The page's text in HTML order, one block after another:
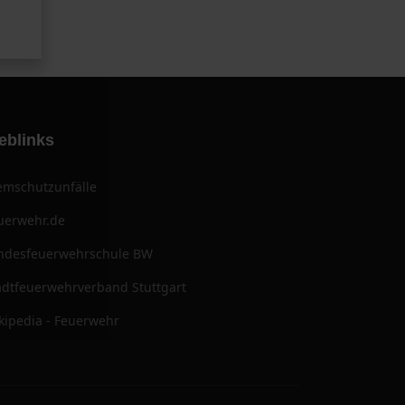
BW
Stuttgart
- Feuerwehr